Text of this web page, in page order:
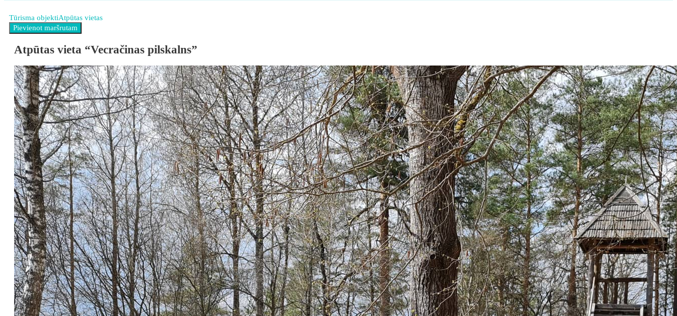
Tūrisma objektiAtpūtas vietas
Atpūtas vieta “Vecračinas pilskalns”